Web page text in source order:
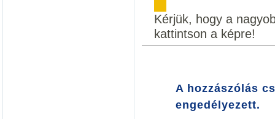
Kérjük, hogy a
kattintson a képre!
A hozzászólás
engedélyezett.